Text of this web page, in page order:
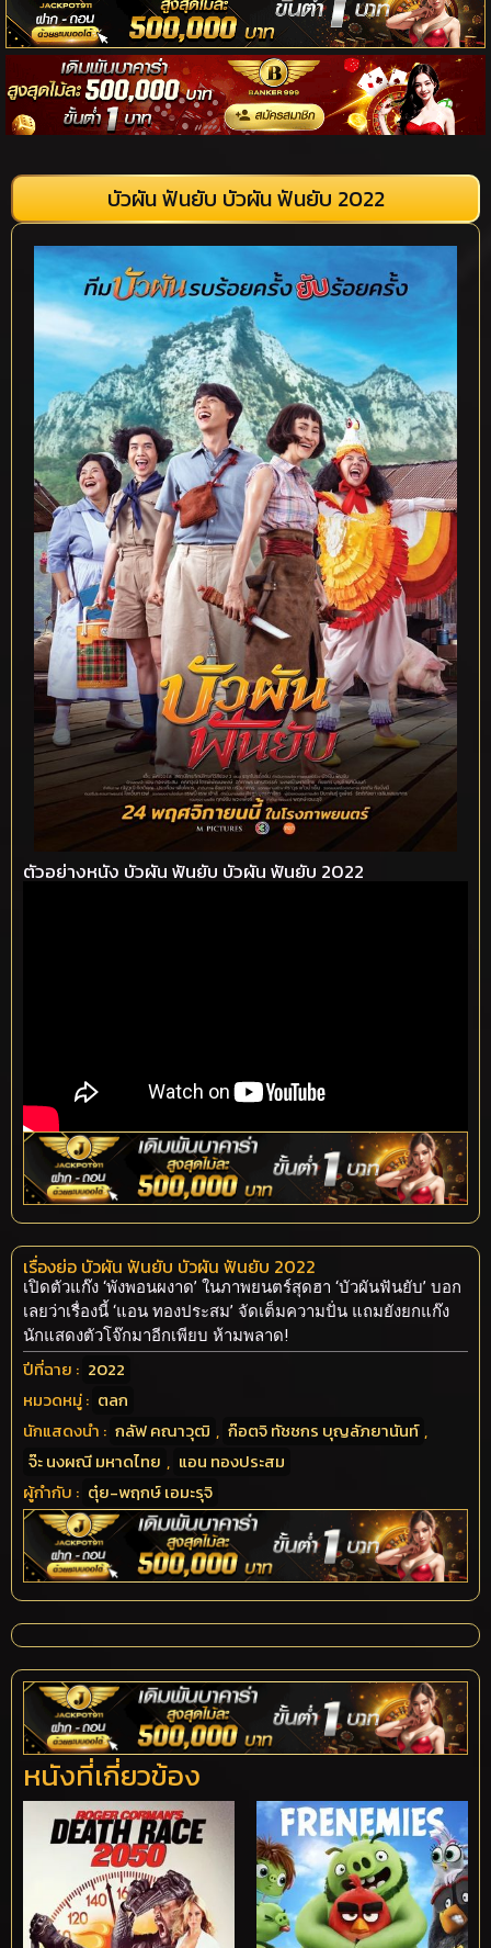
บัวผัน ฟันยับ บัวผัน ฟันยับ 2022
ตัวอย่างหนัง บัวผัน ฟันยับ บัวผัน ฟันยับ 2022
เรื่องย่อ บัวผัน ฟันยับ บัวผัน ฟันยับ 2022
เปิดตัวแก๊ง ‘พังพอนผงาด’ ในภาพยนตร์สุดฮา ‘บัวผันฟันยับ’ บอก
เลยว่าเรื่องนี้ ‘แอน ทองประสม’ จัดเต็มความปั่น แถมยังยกแก๊ง
นักแสดงตัวโจ๊กมาอีกเพียบ ห้ามพลาด!
ปีที่ฉาย : 2022
หมวดหมู่ : ตลก
นักแสดงนำ : กลัฟ คณาวุฒิ , ก๊อตจิ ทัชชกร บุญลัภยานันท์ ,
จ๊ะ นงผณี มหาดไทย , แอน ทองประสม
ผู้กำกับ : ตุ๋ย-พฤกษ์ เอมะรุจิ
หนังที่เกี่ยวข้อง